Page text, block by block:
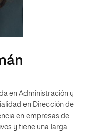
en Administración y
en Dirección de
en empresas de
y tiene una larga